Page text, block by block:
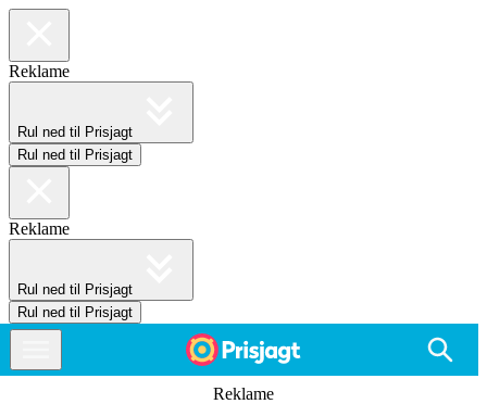
Reklame
Rul ned til Prisjagt
Rul ned til Prisjagt
Reklame
Rul ned til Prisjagt
Rul ned til Prisjagt
Reklame